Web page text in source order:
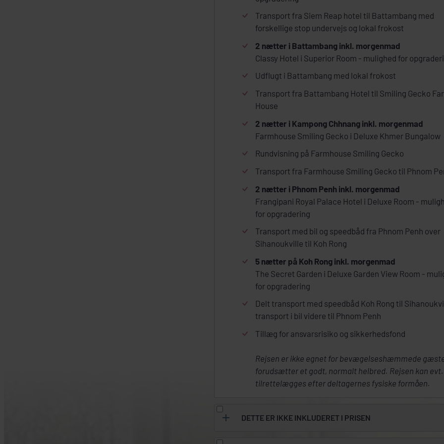
Transport fra Siem Reap hotel til Battambang med
forskellige stop undervejs og lokal frokost
2 nætter i Battambang inkl. morgenmad
Classy Hotel i Superior Room - mulighed for
Udflugt i Battambang med lokal frokost
Transport fra Battambang Hotel til Smiling Gecko
House
2 nætter i Kampong Chhnang inkl. morgenmad
Farmhouse Smiling Gecko i Deluxe Khmer Bungalow
Rundvisning på Farmhouse Smiling Gecko
Transport fra Farmhouse Smiling Gecko til Phnom
2 nætter i Phnom Penh inkl. morgenmad
Frangipani Royal Palace Hotel i Deluxe Room -
for opgradering
Transport med bil og speedbåd fra Phnom Penh over
Sihanoukville til Koh Rong
5 nætter på Koh Rong inkl. morgenmad
The Secret Garden i Deluxe Garden View Room -
for opgradering
Delt transport med speedbåd Koh Rong til
transport i bil videre til Phnom Penh
Tillæg for ansvarsrisiko og sikkerhedsfond
Rejsen er ikke egnet for bevægelseshæmmede
forudsætter et godt, normalt helbred. Rejsen kan evt.
tilrettelægges efter deltagernes fysiske formåen.
DETTE ER IKKE INKLUDERET I PRISEN